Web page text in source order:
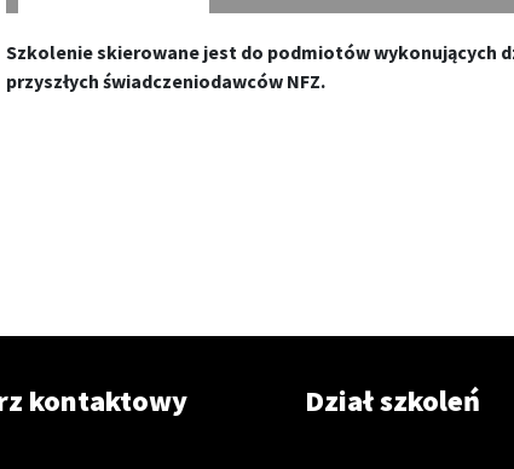
Szkolenie skierowane jest do podmiotów wykonujących
przyszłych świadczeniodawców NFZ.
kontaktowy Dział szkoleń